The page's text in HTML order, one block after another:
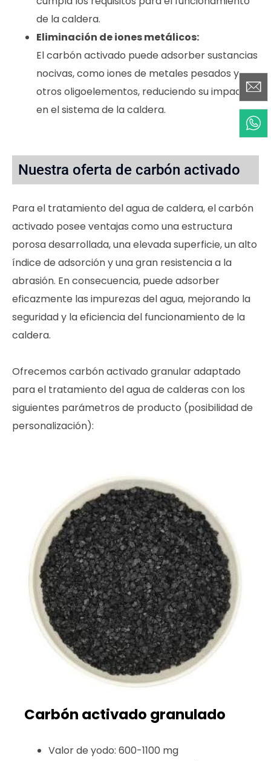
de la caldera.
Eliminación de iones metálicos:
El carbón activado puede adsorber sustancias
nocivas, como iones de metales pesados y
otros oligoelementos, reduciendo su impacto
en el sistema de la caldera.
Nuestra oferta de carbón activado
Para el tratamiento del agua de caldera, el carbón
activado posee ventajas como una estructura
porosa desarrollada, una elevada superficie, un alto
índice de adsorción y una gran resistencia a la
abrasión. En consecuencia, puede adsorber
eficazmente las impurezas del agua, mejorando la
seguridad y la eficiencia del funcionamiento de la
caldera.
Ofrecemos carbón activado granular adaptado
para el tratamiento del agua de calderas con los
siguientes parámetros de producto (posibilidad de
personalización):
Carbón activado granulado
Valor de yodo: 600-1100 mg